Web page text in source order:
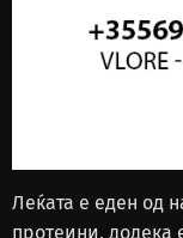
Леќата е еден од
протеини, додека